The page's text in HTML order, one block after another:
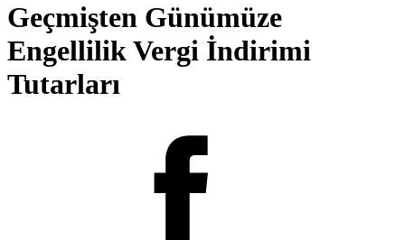
Geçmişten Günümüze
Engellilik Vergi İndirimi
Tutarları